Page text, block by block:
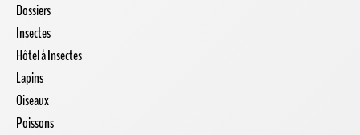
Dossiers
Insectes
Hôtel à Insectes
Lapins
Oiseaux
Poissons